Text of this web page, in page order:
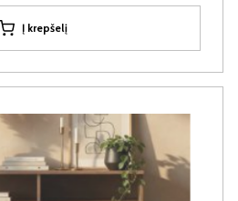
Į krepšelį